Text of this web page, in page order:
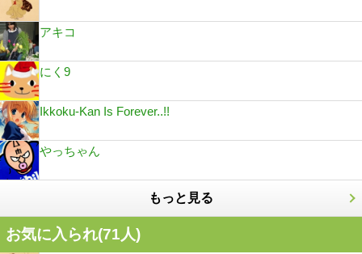
アキコ
にく9
Ikkoku-Kan Is Forever..!!
やっちゃん
もっと見る
お気に入られ(71人)